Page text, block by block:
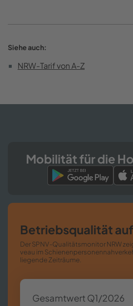
Siehe auch:
NRW-​Tarif von A-Z
Mo­bi­li­tät für die
Be­triebs­qua­li­tät
Der SPNV-​​Qualitätsmonitor NRW
veau im
lie­gen­de Zeit­räu­me.
Ge­samt­wert Q1/2026